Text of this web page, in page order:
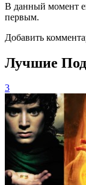
В данный момент
первым.
Добавить
Лучшие
3